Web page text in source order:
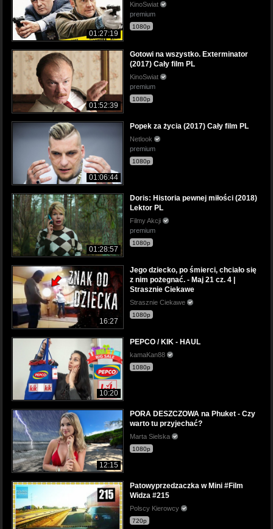
01:27:19
KinoSwiat
premium
1080p
01:52:39
Gotowi na wszystko. Exterminator
(2017) Cały film PL
KinoSwiat
premium
1080p
01:06:44
Popek za życia (2017) Cały film PL
Netlook
premium
1080p
01:28:57
Doris: Historia pewnej miłości (2018)
Lektor PL
Filmy Akcji
premium
1080p
16:27
Jego dziecko, po śmierci, chciało się
z nim pożegnać. - Maj 21 cz. 4 |
Strasznie Ciekawe
Strasznie Ciekawe
1080p
10:20
PEPCO / KIK - HAUL
kamaKan88
1080p
12:15
PORA DESZCZOWA na Phuket - Czy
warto tu przyjechać?
Marta Sielska
1080p
Patowyprzedzaczka w Mini #Film
Widza #215
Polscy Kierowcy
720p